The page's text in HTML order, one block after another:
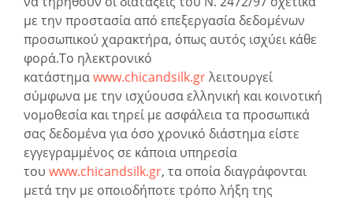
με την προστασία από επεξεργασία δεδομένων
προσωπικού χαρακτήρα, όπως αυτός ισχύει κάθε
φορά.Το ηλεκτρονικό
κατάστημαwww.chicandsilk.grλειτουργεί
σύμφωνα με την ισχύουσα ελληνική και κοινοτική
νομοθεσία και τηρεί με ασφάλεια τα προσωπικά
σας δεδομένα για όσο χρονικό διάστημα είστε
εγγεγραμμένος σε κάποια υπηρεσία
του www.chicandsilk.gr, τα οποία διαγράφονται
μετά την με οποιοδήποτε τρόπο λήξη της